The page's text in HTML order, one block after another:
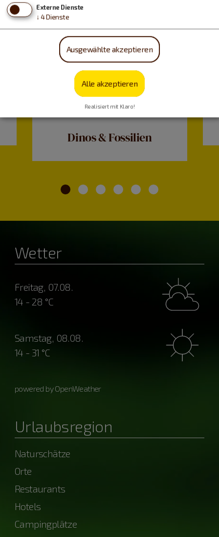
Dinos & Fossilien
Wetter
Freitag, 07.08.
14 - 28 °C
Samstag, 08.08.
14 - 31 °C
powered by OpenWeather
Urlaubsregion
Naturschätze
Orte
Restaurants
Hotels
Campingplätze
Externe Dienste
↓ 4Dienste
Ausgewählte akzeptieren
Alle akzeptieren
Realisiert mit Klaro!